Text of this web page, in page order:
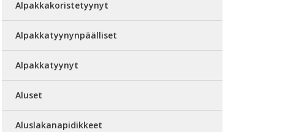
Alpakkakoristetyynyt
Alpakkatyynynpäälliset
Alpakkatyynyt
Aluset
Aluslakanapidikkeet